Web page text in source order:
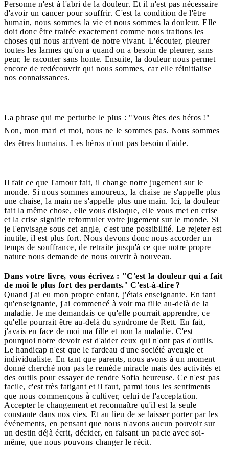
Personne n'est à l'abri de la douleur. Et il n'est pas nécessaire
d'avoir un cancer pour souffrir. C'est la condition de l'être
humain, nous sommes la vie et nous sommes la douleur. Elle
doit donc être traitée exactement comme nous traitons les
choses qui nous arrivent de notre vivant. L'écouter, pleurer
toutes les larmes qu'on a quand on a besoin de pleurer, sans
peur, le raconter sans honte. Ensuite, la douleur nous permet
encore de redécouvrir qui nous sommes, car elle réinitialise
nos connaissances.
La phrase qui me perturbe le plus : "Vous êtes des héros !"
Non, mon mari et moi, nous ne le sommes pas. Nous sommes
des êtres humains. Les héros n'ont pas besoin d'aide.
Il fait ce que l'amour fait, il change notre jugement sur le
monde. Si nous sommes amoureux, la chaise ne s'appelle plus
une chaise, la main ne s'appelle plus une main. Ici, la douleur
fait la même chose, elle vous disloque, elle vous met en crise
et la crise signifie reformuler votre jugement sur le monde. Si
je l'envisage sous cet angle, c'est une possibilité. Le rejeter est
inutile, il est plus fort. Nous devons donc nous accorder un
temps de souffrance, de retraite jusqu'à ce que notre propre
nature nous demande de nous ouvrir à nouveau.
Dans votre livre, vous écrivez : "C'est la douleur qui a fait
de moi le plus fort des perdants." C'est-à-dire ?
Quand j'ai eu mon propre enfant, j'étais enseignante. En tant
qu'enseignante, j'ai commencé à voir ma fille au-delà de la
maladie. Je me demandais ce qu'elle pourrait apprendre, ce
qu'elle pourrait être au-delà du syndrome de Rett. En fait,
j'avais en face de moi ma fille et non la maladie. C'est
pourquoi notre devoir est d'aider ceux qui n'ont pas d'outils.
Le handicap n'est que le fardeau d'une société aveugle et
individualiste. En tant que parents, nous avons à un moment
donné cherché non pas le remède miracle mais des activités et
des outils pour essayer de rendre Sofia heureuse. Ce n'est pas
facile, c'est très fatigant et il faut, parmi tous les sentiments
que nous commençons à cultiver, celui de l'acceptation.
Accepter le changement et reconnaître qu'il est la seule
constante dans nos vies. Et au lieu de se laisser porter par les
événements, en pensant que nous n'avons aucun pouvoir sur
un destin déjà écrit, décider, en faisant un pacte avec soi-
même, que nous pouvons changer le récit.